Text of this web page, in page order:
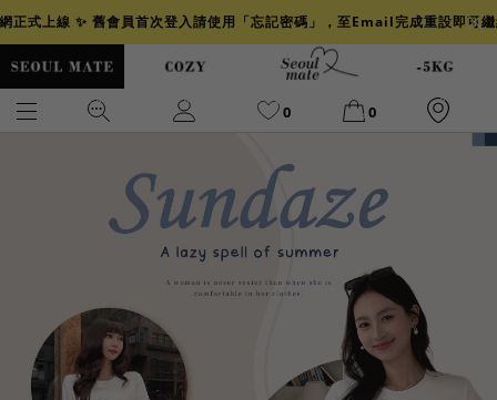
正式上線 ✨ 舊會員首次登入請使用「忘記密碼」，至Email完成重設即可
0 0
背心
透膚 小香 牛仔
襯衫 褲裙 冰感
涼感